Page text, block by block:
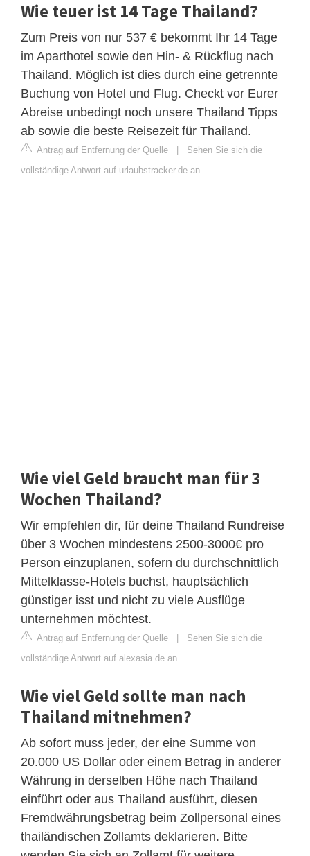
Wie teuer ist 14 Tage Thailand?
Zum Preis von nur 537 € bekommt Ihr 14 Tage
im Aparthotel sowie den Hin- & Rückflug nach
Thailand. Möglich ist dies durch eine getrennte
Buchung von Hotel und Flug. Checkt vor Eurer
Abreise unbedingt noch unsere Thailand Tipps
ab sowie die beste Reisezeit für Thailand.
Antrag auf Entfernung der Quelle
Sehen Sie sich die
vollständige Antwort auf urlaubstracker.de an
Wie viel Geld braucht man für 3
Wochen Thailand?
Wir empfehlen dir, für deine Thailand Rundreise
über 3 Wochen mindestens 2500-3000€ pro
Person einzuplanen, sofern du durchschnittlich
Mittelklasse-Hotels buchst, hauptsächlich
günstiger isst und nicht zu viele Ausflüge
unternehmen möchtest.
Antrag auf Entfernung der Quelle
Sehen Sie sich die
vollständige Antwort auf alexasia.de an
Wie viel Geld sollte man nach
Thailand mitnehmen?
Ab sofort muss jeder, der eine Summe von
20.000 US Dollar oder einem Betrag in anderer
Währung in derselben Höhe nach Thailand
einführt oder aus Thailand ausführt, diesen
Fremdwährungsbetrag beim Zollpersonal eines
thailändischen Zollamts deklarieren. Bitte